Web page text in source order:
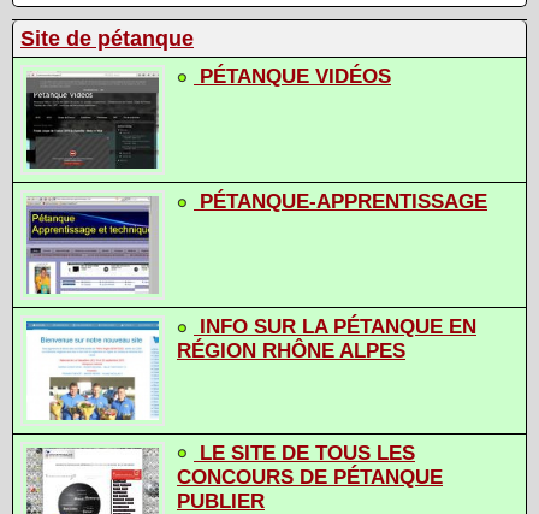
Site de pétanque
PÉTANQUE VIDÉOS
PÉTANQUE-APPRENTISSAGE
INFO SUR LA PÉTANQUE EN
RÉGION RHÔNE ALPES
LE SITE DE TOUS LES
CONCOURS DE PÉTANQUE
PUBLIER